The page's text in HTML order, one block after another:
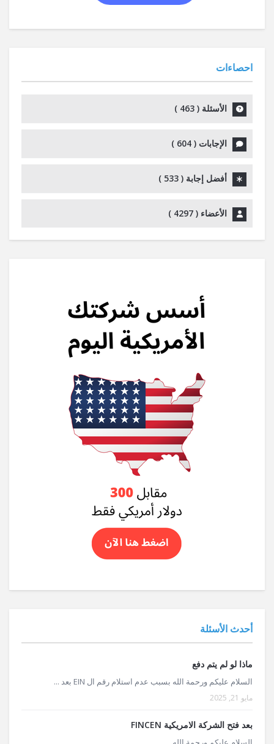
احصاءات
الأسئلة ( 463
)
الإجابات ( 604
)
أفضل إجابة ( 533
)
الأعضاء ( 4297
)
أحدث الأسئلة
ماذا لو لم يتم دفع
السلام عليكم ورحمة الله بسبب عدم استلام رقم ال EIN بعد ...
مايو 21, 2025
بعد فتح الشركة الامريكية FINCEN